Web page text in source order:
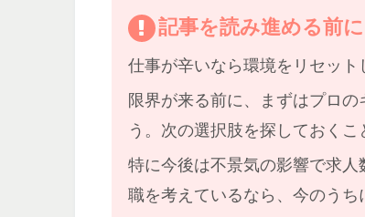
記事を読み進める前
仕事が辛いなら環境をリセット
限界が来る前に、まずはプロ
う。 次の選択肢を探しておくこ
特に今後は不景気の影響で求
職を考えているなら、今のうち